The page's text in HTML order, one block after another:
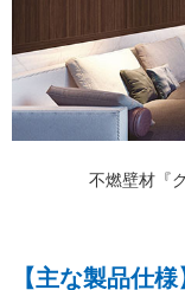
不燃壁材『
【主な製品仕様